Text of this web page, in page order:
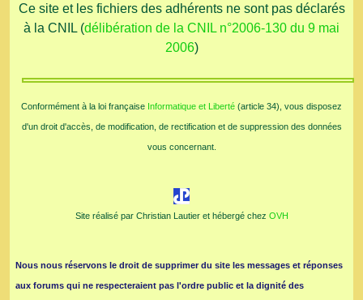
Ce site et les fichiers des adhérents ne sont pas déclarés
à la CNIL (délibération de la CNIL n°2006-130 du 9 mai
2006)
Conformément à la loi française Informatique et Liberté (article 34), vous disposez
d'un droit d'accès, de modification, de rectification et de suppression des données
vous concernant.
Site réalisé par Christian Lautier et hébergé chez OVH
Nous nous réservons le droit de supprimer du site les messages et réponses
aux forums qui ne respecteraient pas l'ordre public et la dignité des